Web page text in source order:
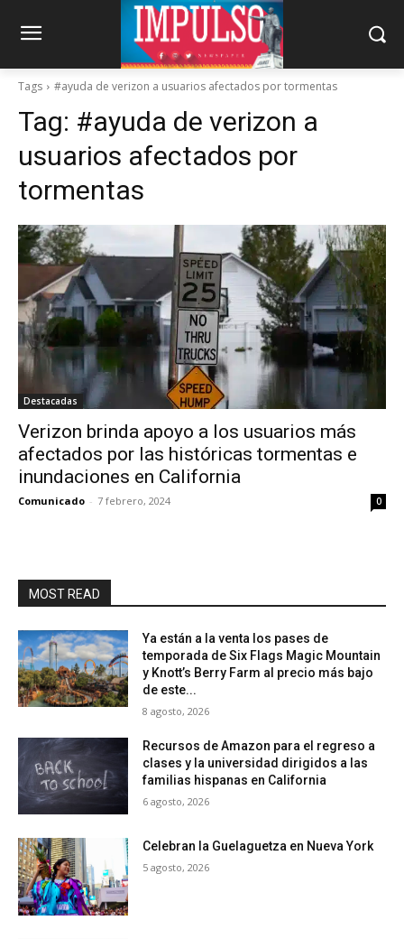
Tags #ayuda de verizon a usuarios afectados por tormentas
Tag: #ayuda de verizon a
usuarios afectados por
tormentas
Destacadas
Verizon brinda apoyo a los usuarios más
afectados por las históricas tormentas e
inundaciones en California
Comunicado - 7 febrero, 2024 0
MOST READ
Ya están a la venta los pases de
temporada de Six Flags Magic Mountain
y Knott’s Berry Farm al precio más bajo
de este...
8 agosto, 2026
Recursos de Amazon para el regreso a
clases y la universidad dirigidos a las
familias hispanas en California
6 agosto, 2026
Celebran la Guelaguetza en Nueva York
5 agosto, 2026